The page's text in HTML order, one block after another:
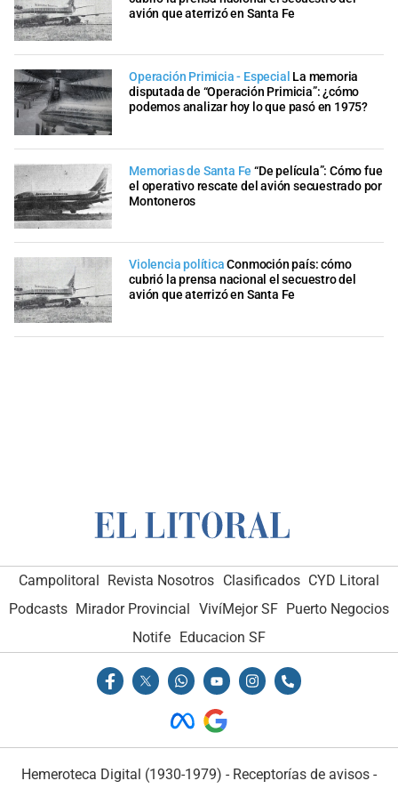
avión que aterrizó en Santa Fe
Operación Primicia - Especial La memoria
disputada de “Operación Primicia”: ¿cómo
podemos analizar hoy lo que pasó en 1975?
Memorias de Santa Fe “De película”: Cómo fue
el operativo rescate del avión secuestrado por
Montoneros
Violencia política Conmoción país: cómo
cubrió la prensa nacional el secuestro del
avión que aterrizó en Santa Fe
Campolitoral Revista Nosotros Clasificados CYD Litoral
Podcasts Mirador Provincial VivíMejor SF Puerto Negocios
Notife
Educacion SF
Hemeroteca Digital (1930-1979) - Receptorías de avisos -